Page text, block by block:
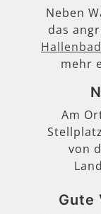
Neben
das
Hallenbad
mehr
Am
von
Gute